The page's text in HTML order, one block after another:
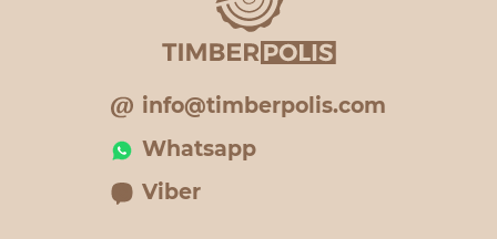
info@timberpolis.com
Whatsapp
Viber